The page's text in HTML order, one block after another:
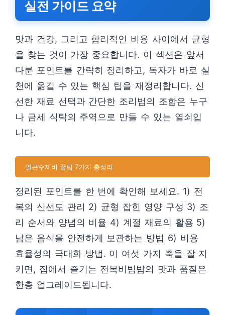
실전 가이드 요약
맛과 건강, 그리고 합리적인 비용 사이에서 균형
을 찾는 것이 가장 중요합니다. 이 섹션은 앞서
다룬 포인트를 간략히 정리하고, 독자가 바로 실
천에 옮길 수 있는 핵심 팁을 재정리합니다. 신
선한 재료 선택과 간단한 조리법의 조합은 누구
나 금세 식탁의 주역으로 만들 수 있는 열쇠입
니다.
얼큰수제비 꿀팁 7가지 총정리
정리된 포인트를 한 번에 확인해 보세요. 1) 전
복의 신선도 관리 2) 균형 잡힌 영양 구성 3) 조
리 순서와 양념의 비율 4) 계절 재료의 활용 5)
남은 음식을 안전하게 보관하는 방법 6) 비용
효율성의 극대화 방법. 이 여섯 가지 축을 잘 지
키면, 집에서 즐기는 전복비빔밥의 맛과 품질은
한층 업그레이드됩니다.